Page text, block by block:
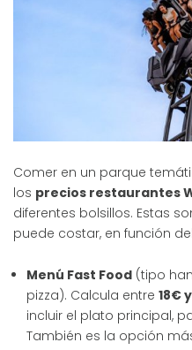
Comer en un parque
los precios restaurantes
diferentes bolsillos. Estas
puede costar, en función
Menú Fast Food (tipo
pizza). Calcula entre 18€
incluir el plato principal,
También es la opción